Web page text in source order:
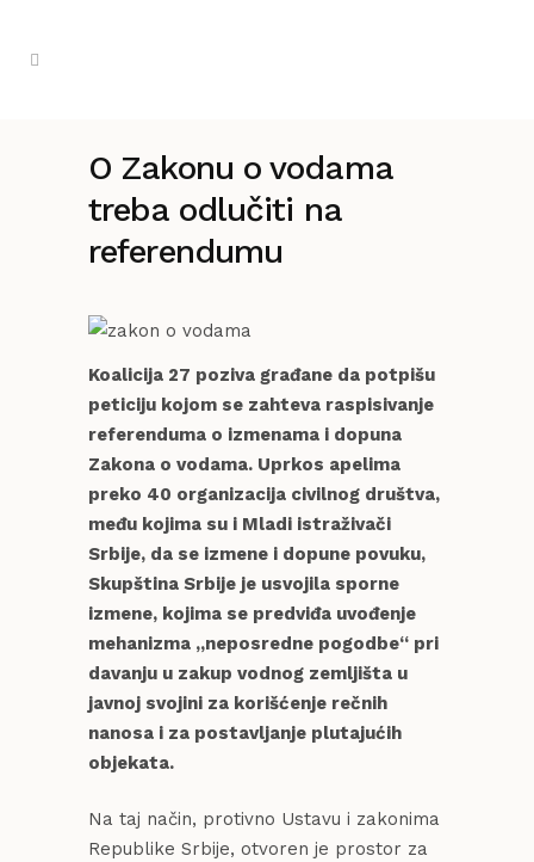
O Zakonu o vodama
treba odlučiti na
referendumu
Koalicija 27 poziva građane da potpišu
peticiju kojom se zahteva raspisivanje
referenduma o izmenama i dopuna
Zakona o vodama. Uprkos apelima
preko 40 organizacija civilnog društva,
među kojima su i Mladi istraživači
Srbije, da se izmene i dopune povuku,
Skupština Srbije je usvojila sporne
izmene, kojima se predviđa uvođenje
mehanizma „neposredne pogodbe“ pri
davanju u zakup vodnog zemljišta u
javnoj svojini za korišćenje rečnih
nanosa i za postavljanje plutajućih
objekata.
Na taj način, protivno Ustavu i zakonima
Republike Srbije, otvoren je prostor za